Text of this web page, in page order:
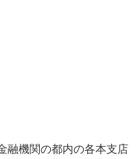
融機関の都内の各本支店